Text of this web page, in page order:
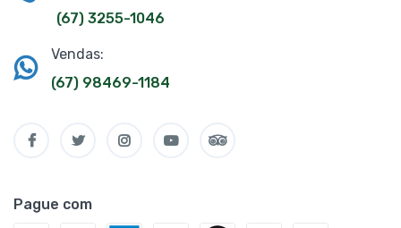
(67) 3255-1046
Vendas:
(67) 98469-1184
Pague com